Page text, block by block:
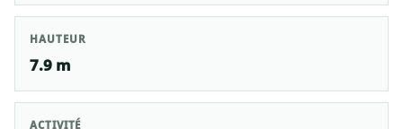
HAUTEUR
7.9 m
ACTIVITÉ